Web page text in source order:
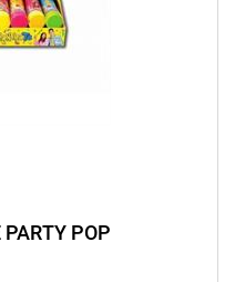
PARTY POP